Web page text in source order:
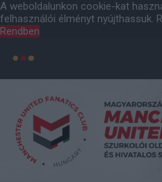
A weboldalunkon cookie-kat
felhasználói élményt nyújthassuk.
Rendben